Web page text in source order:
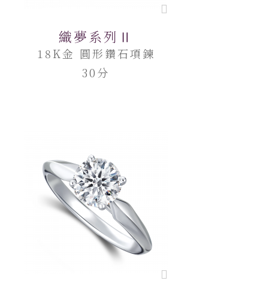
織夢系列Ⅱ
18K金 圓形鑽石項鍊
30分